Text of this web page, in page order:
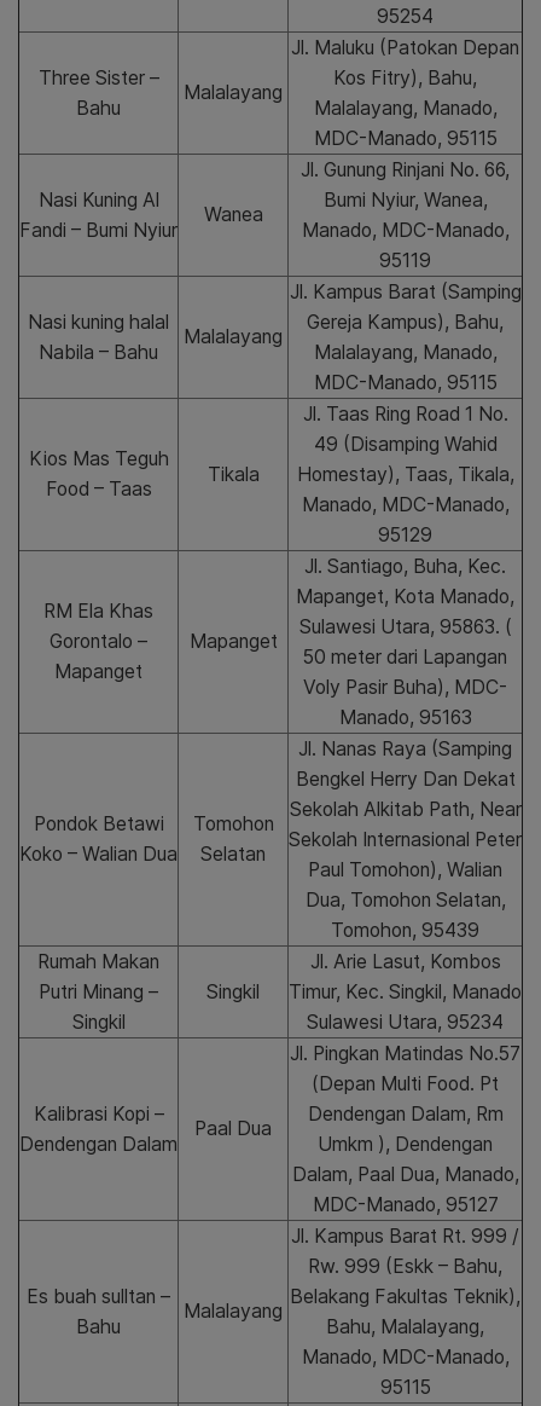
95254
Three Sister –
Bahu
Malalayang
Jl. Maluku (Patokan Depan
Kos Fitry), Bahu,
Malalayang, Manado,
MDC-Manado, 95115
Nasi Kuning Al
Fandi – Bumi Nyiur
Wanea
Jl. Gunung Rinjani No. 66,
Bumi Nyiur, Wanea,
Manado, MDC-Manado,
95119
Nasi kuning halal
Nabila – Bahu
Malalayang
Jl. Kampus Barat (Samping
Gereja Kampus), Bahu,
Malalayang, Manado,
MDC-Manado, 95115
Kios Mas Teguh
Food – Taas
Tikala
Jl. Taas Ring Road 1 No.
49 (Disamping Wahid
Homestay), Taas, Tikala,
Manado, MDC-Manado,
95129
RM Ela Khas
Gorontalo –
Mapanget
Mapanget
Jl. Santiago, Buha, Kec.
Mapanget, Kota Manado,
Sulawesi Utara, 95863. (
50 meter dari Lapangan
Voly Pasir Buha), MDC-
Manado, 95163
Pondok Betawi
Koko – Walian Dua
Tomohon
Selatan
Jl. Nanas Raya (Samping
Bengkel Herry Dan Dekat
Sekolah Alkitab Path, Near
Sekolah Internasional Peter
Paul Tomohon), Walian
Dua, Tomohon Selatan,
Tomohon, 95439
Rumah Makan
Putri Minang –
Singkil
Singkil
Jl. Arie Lasut, Kombos
Timur, Kec. Singkil, Manado
Sulawesi Utara, 95234
Kalibrasi Kopi –
Dendengan Dalam
Paal Dua
Jl. Pingkan Matindas No.57
(Depan Multi Food. Pt
Dendengan Dalam, Rm
Umkm ), Dendengan
Dalam, Paal Dua, Manado,
MDC-Manado, 95127
Es buah sulltan –
Bahu
Malalayang
Jl. Kampus Barat Rt. 999 /
Rw. 999 (Eskk – Bahu,
Belakang Fakultas Teknik),
Bahu, Malalayang,
Manado, MDC-Manado,
95115